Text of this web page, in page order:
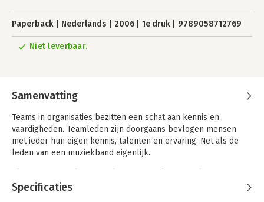
Paperback Nederlands 2006 1e druk 9789058712769
Niet leverbaar.
Samenvatting
Teams in organisaties bezitten een schat aan kennis en
vaardigheden. Teamleden zijn doorgaans bevlogen mensen
met ieder hun eigen kennis, talenten en ervaring. Net als de
leden van een muziekband eigenlijk.
met andere bandleden. In dit boek gebruikt hij het jammen van
muzikanten als metafoor voor de manier waarop teamleden
Specificaties